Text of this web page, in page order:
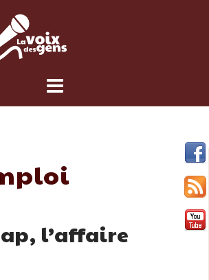
l’affaire